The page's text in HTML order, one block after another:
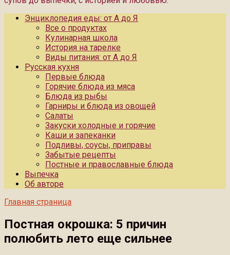
Энциклопедия еды: от А до Я
Все о продуктах
Кулинарная школа
История на тарелке
Виды питания: от А до Я
Русская кухня
Первые блюда
Горячие блюда из мяса
Блюда из рыбы
Гарниры и блюда из овощей
Салаты
Закуски холодные и горячие
Каши и запеканки
Подливы, соусы, приправы
Забытые рецепты
Постные и православные блюда
Выпечка
Об авторе
Главная страница
Постная окрошка: 5 причин
полюбить лето еще сильнее